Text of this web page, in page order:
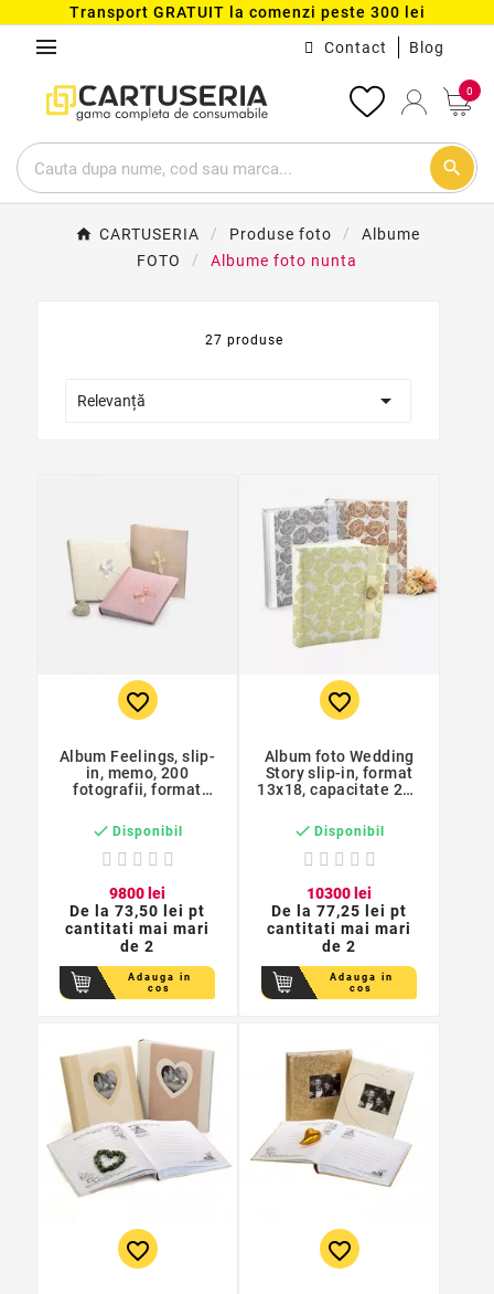
Transport GRATUIT la comenzi peste 300 lei
menu Contact Blog
0
search
CARTUSERIA Produse foto
Albume
FOTO
Albume foto nunta
27 produse
Relevanță 
favorite_border
Album Feelings, slip-
in, memo, 200
fotografii, format
 Disponibil
9800 lei
De la73,50 lei pt
cantitati mai mari
de 2
Adauga in
cos
favorite_border
Album foto Wedding
Story slip-in, format
13x18, capacitate 200
 Disponibil
10300 lei
De la77,25 lei pt
cantitati mai mari
de 2
Adauga in
cos
favorite_border favorite_border